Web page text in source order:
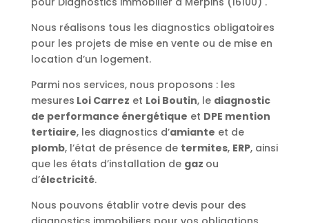
Nous réalisons tous les diagnostics obligatoires
pour les projets de mise en vente ou de mise en
location d’un logement.
Parmi nos services, nous proposons : les
mesures Loi Carrez et Loi Boutin, le diagnostic
de performance énergétique et DPE mention
tertiaire, les diagnostics d’amiante et de
plomb, l’état de présence de termites, ERP, ainsi
que les états d’installation de gaz ou
d’électricité.
Nous pouvons établir votre devis pour des